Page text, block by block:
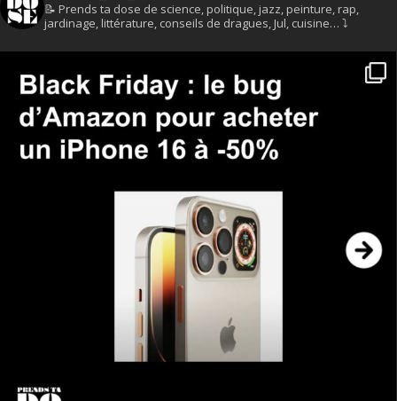
📝 Prends ta dose de science, politique, jazz, peinture, rap,
jardinage, littérature, conseils de dragues, Jul, cuisine… ⤵️